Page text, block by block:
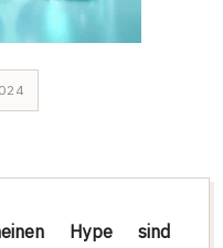
Hype sind